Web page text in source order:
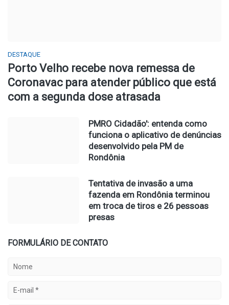
DESTAQUE
Porto Velho recebe nova remessa de
Coronavac para atender público que está
com a segunda dose atrasada
PMRO Cidadão': entenda como
funciona o aplicativo de denúncias
desenvolvido pela PM de
Rondônia
Tentativa de invasão a uma
fazenda em Rondônia terminou
em troca de tiros e 26 pessoas
presas
FORMULÁRIO DE CONTATO